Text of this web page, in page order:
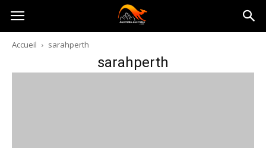
Australia-
australie.com
Accueil sarahperth
sarahperth